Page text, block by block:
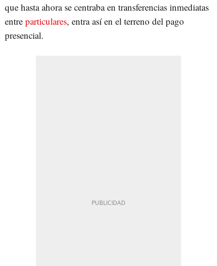
que hasta ahora se centraba en transferencias inmediatas
entre particulares, entra así en el terreno del pago
presencial.